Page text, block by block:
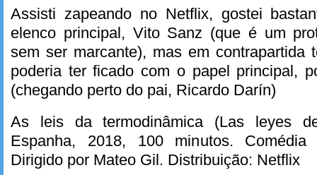
Assisti zapeando no Netflix, gostei
elenco principal, Vito Sanz (que é um
sem ser marcante), mas em contrapartida
poderia ter ficado com o papel principal,
(chegando perto do pai, Ricardo Darín)
As leis da termodinâmica (Las leyes
Espanha, 2018, 100 minutos. Comédia
Dirigido por Mateo Gil. Distribuição: Netflix